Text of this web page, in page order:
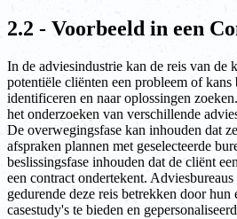
2.2 - Voorbeeld in een
In de adviesindustrie kan de reis van de
potentiële cliënten een probleem of
identificeren en naar oplossingen
het onderzoeken van verschillende
De overwegingsfase kan inhouden dat
afspraken plannen met geselecteerde
beslissingsfase inhouden dat de cliënt
een contract ondertekent.
gedurende deze reis betrekken door hun
casestudy's te bieden en